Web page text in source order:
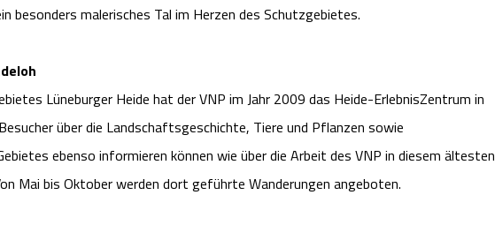
besonders malerisches Tal im Herzen des Schutzgebietes.
Lüneburger Heide hat der VNP im Jahr 2009 das Heide-ErlebnisZentrum in
über die Landschaftsgeschichte, Tiere und Pflanzen sowie
ebenso informieren können wie über die Arbeit des VNP in diesem ältesten
Mai bis Oktober werden dort geführte Wanderungen angeboten.